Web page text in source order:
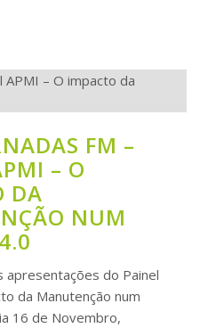
FM –
– O
DA
NUM
apresentações do Painel
da Manutenção num
16 de Novembro,